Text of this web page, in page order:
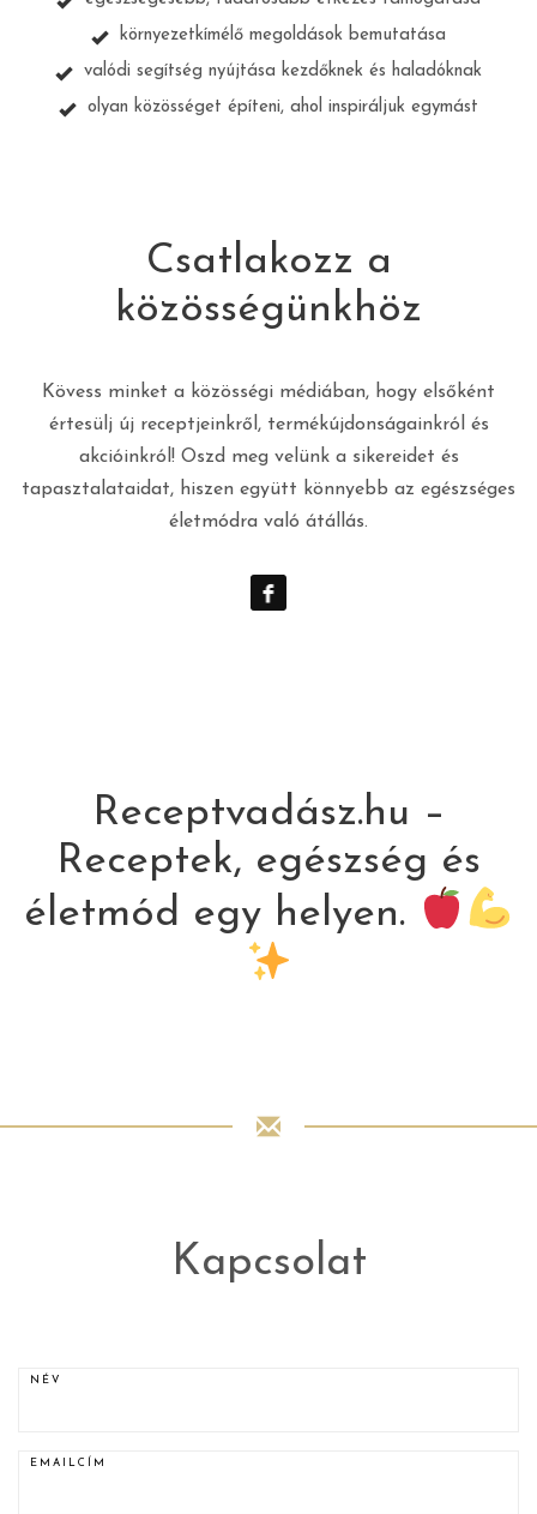
környezetkímélő megoldások bemutatása
valódi segítség nyújtása kezdőknek és haladóknak
olyan közösséget építeni, ahol inspiráljuk egymást
Csatlakozz a
közösségünkhöz
Kövess minket a közösségi médiában, hogy elsőként
értesülj új receptjeinkről, termékújdonságainkról és
akcióinkról! Oszd meg velünk a sikereidet és
tapasztalataidat, hiszen együtt könnyebb az egészséges
életmódra való átállás.
Receptvadász.hu –
Receptek, egészség és
életmód egy helyen.
Kapcsolat
NÉV
EMAILCÍM